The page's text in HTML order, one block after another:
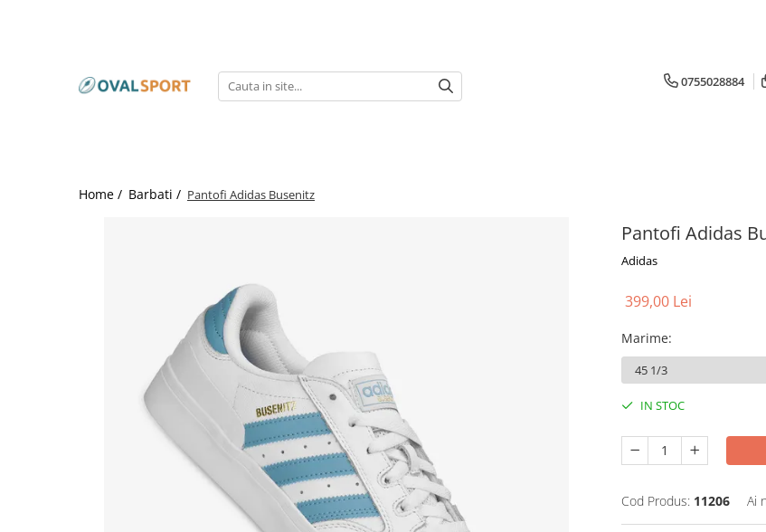
Imbracaminte
Imbracaminte
0755028884
Home / Barbati / Pantofi Adidas Busenitz
Pantofi Adidas
Adidas
399,00 Lei
Marime:
IN STOC
Cod Produs: 11206 Ai